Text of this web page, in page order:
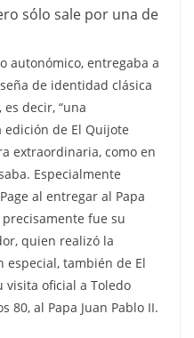
sólo sale por una de
autonómico, entregaba a
de identidad clásica
decir, “una
de El Quijote
extraordinaria, como en
Especialmente
al entregar al Papa
fue su
quien realizó la
especial, también de El
visita oficial a Toledo
80, al Papa Juan Pablo II.